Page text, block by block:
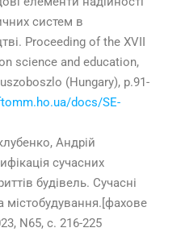
систем в
Proceeding of the XVII
science and education,
(Hungary), p.91-
docs/SE-
Андрій
сучасних
будівель. Сучасні
містобудування.[фахове
, N65, с. 216-225